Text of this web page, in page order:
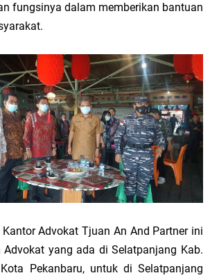
fungsinya dalam memberikan bantuan
Advokat Tjuan An And Partner ini
Advokat yang ada di Selatpanjang Kab.
Pekanbaru, untuk di Selatpanjang